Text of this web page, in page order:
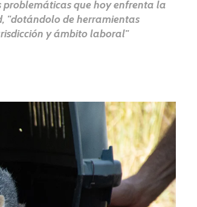
que hoy enfrenta la
"dotándolo de herramientas
y ámbito laboral"